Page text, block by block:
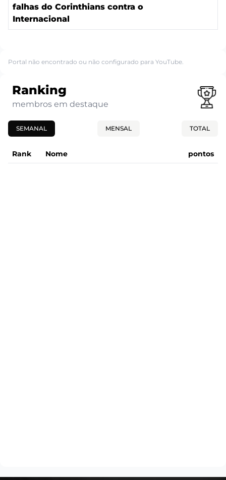
falhas do Corinthians contra o
Internacional
Portal não encontrado ou não configurado para YouTube.
Ranking
membros em destaque
SEMANAL MENSAL TOTAL
Rank Nome pontos